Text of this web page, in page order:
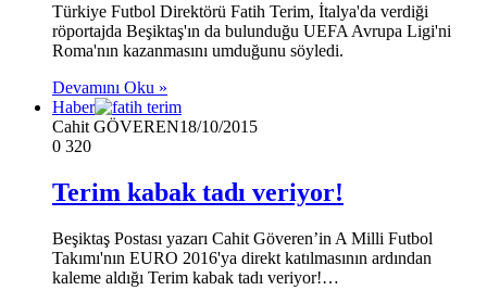
Türkiye Futbol Direktörü Fatih Terim, İtalya'da verdiği
röportajda Beşiktaş'ın da bulunduğu UEFA Avrupa Ligi'ni
Roma'nın kazanmasını umduğunu söyledi.
Devamını Oku »
Haber
Cahit GÖVEREN18/10/2015
0 320
Terim kabak tadı veriyor!
Beşiktaş Postası yazarı Cahit Göveren’in A Milli Futbol
Takımı'nın EURO 2016'ya direkt katılmasının ardından
kaleme aldığı Terim kabak tadı veriyor!…